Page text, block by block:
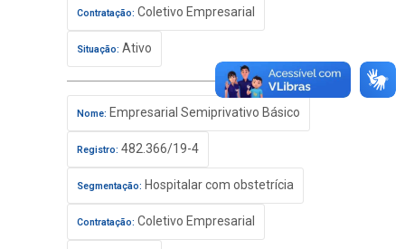
Contratação: Coletivo Empresarial
Situação: Ativo
Nome: Empresarial Semiprivativo Básico
Registro: 482.366/19-4
Segmentação: Hospitalar com obstetrícia
Contratação: Coletivo Empresarial